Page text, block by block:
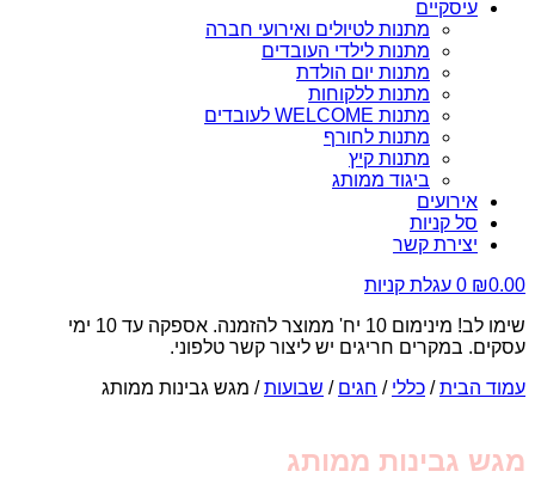
עיסקיים
מתנות לטיולים ואירועי חברה
מתנות לילדי העובדים
מתנות יום הולדת
מתנות ללקוחות
מתנות WELCOME לעובדים
מתנות לחורף
מתנות קיץ
ביגוד ממותג
אירועים
סל קניות
יצירת קשר
₪0.00
0 עגלת קניות
שימו לב! מינימום 10 יח' ממוצר להזמנה. אספקה עד 10 ימי
עסקים. במקרים חריגים יש ליצור קשר טלפוני.
עמוד הבית/ כללי / חגים / שבועות/ מגש גבינות ממותג
מגש גבינות ממותג